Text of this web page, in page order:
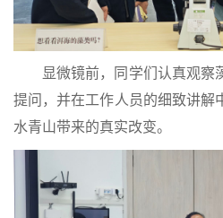
显微镜前，同学们认真观察
提问，并在工作人员的细致讲解
水青山带来的真实改变。